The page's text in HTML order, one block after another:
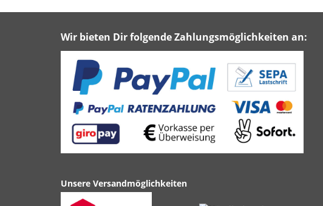
Wir bieten Dir folgende Zahlungsmöglichkeiten an:
Unsere Versandmöglichkeiten